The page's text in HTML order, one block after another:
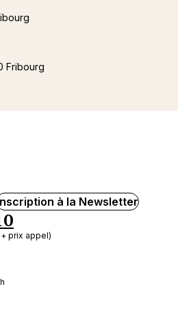
Fribourg
à la Newsletter
prix appel)